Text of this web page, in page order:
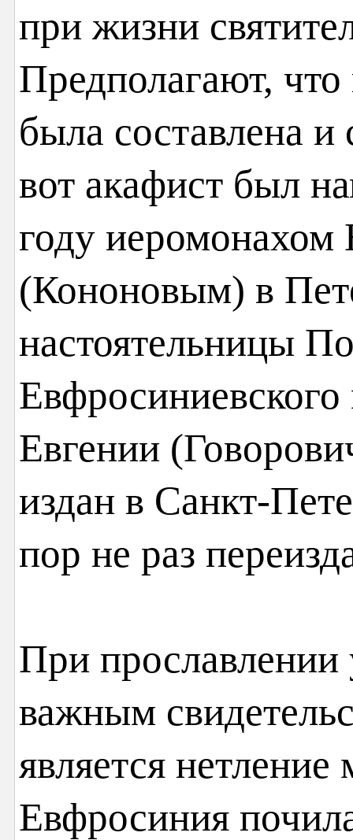
при жизни
Предполагают,
была составлена
вот акафист был
году
(Кононовым) в
настоятельницы
Евгении
издан в Санкт-
пор не раз
При
важным
является
Евфросиния